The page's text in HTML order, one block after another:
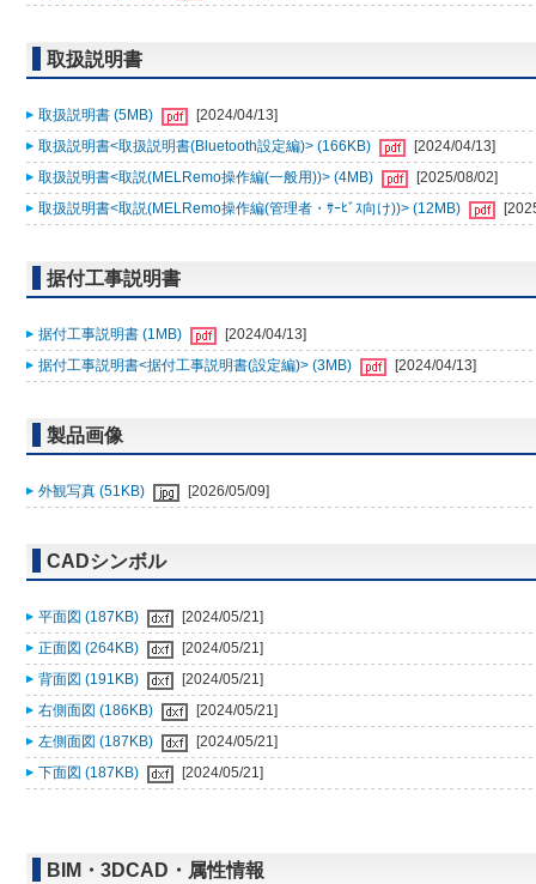
取扱説明書
取扱説明書 (5MB)
[2024/04/13]
取扱説明書<取扱説明書(Bluetooth設定編)> (166KB)
[2024/04/13]
取扱説明書<取説(MELRemo操作編(一般用))> (4MB)
[2025/08/02]
取扱説明書<取説(MELRemo操作編(管理者・ｻｰﾋﾞｽ向け))> (12MB)
据付工事説明書
据付工事説明書 (1MB)
[2024/04/13]
据付工事説明書<据付工事説明書(設定編)> (3MB)
[2024/04/13]
製品画像
外観写真 (51KB) [2026/05/09]
CADシンボル
平面図 (187KB)
[2024/05/21]
正面図 (264KB)
[2024/05/21]
背面図 (191KB)
[2024/05/21]
右側面図 (186KB)
[2024/05/21]
左側面図 (187KB)
[2024/05/21]
下面図 (187KB)
[2024/05/21]
BIM・3DCAD・属性情報